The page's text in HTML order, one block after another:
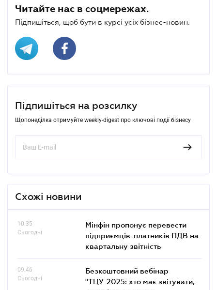
Читайте нас в соцмережах.
Підпишіться, щоб бути в курсі усіх бізнес-новин.
Підпишіться на розсилку
Щопонеділка отримуйте weekly-digest про ключові події бізнесу
Схожі новини
10.35
Сьогодні
Мінфін пропонує перевести
підприємців-платників ПДВ на
квартальну звітність
09.46
Сьогодні
Безкоштовний вебінар
"ТЦУ-2025: хто має звітувати,